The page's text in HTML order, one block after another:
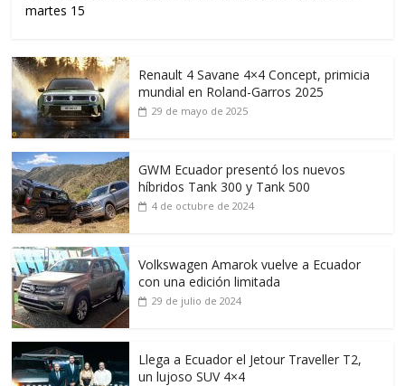
martes 15
Renault 4 Savane 4×4 Concept, primicia
mundial en Roland-Garros 2025
29 de mayo de 2025
GWM Ecuador presentó los nuevos
híbridos Tank 300 y Tank 500
4 de octubre de 2024
Volkswagen Amarok vuelve a Ecuador
con una edición limitada
29 de julio de 2024
Llega a Ecuador el Jetour Traveller T2,
un lujoso SUV 4×4